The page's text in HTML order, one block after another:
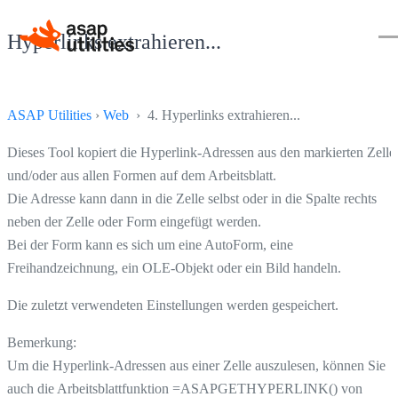
Hyperlinks extrahieren...
ASAP Utilities › Web › 4. Hyperlinks extrahieren...
Dieses Tool kopiert die Hyperlink-Adressen aus den markierten
und/oder aus allen Formen auf dem Arbeitsblatt.
Die Adresse kann dann in die Zelle selbst oder in die Spalte rechts
neben der Zelle oder Form eingefügt werden.
Bei der Form kann es sich um eine AutoForm, eine
Freihandzeichnung, ein OLE-Objekt oder ein Bild handeln.
Die zuletzt verwendeten Einstellungen werden gespeichert.
Bemerkung:
Um die Hyperlink-Adressen aus einer Zelle auszulesen, können Sie
auch die Arbeitsblattfunktion =ASAPGETHYPERLINK() von